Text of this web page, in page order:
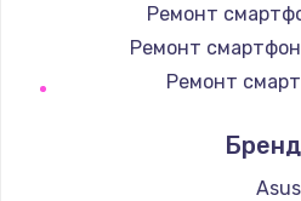
Ремонт
Ремонт
Ремонт
Ремонт
Ремонт
Asus